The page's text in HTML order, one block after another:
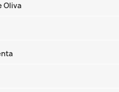
Oliva